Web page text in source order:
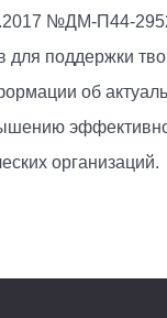
№ДМ-П44-
поддержки
об
организаций.